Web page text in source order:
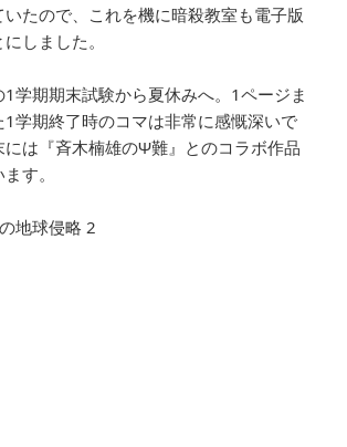
いたので、これを機に暗殺教室も電子版
しました。
学期期末試験から夏休みへ。1ページま
1学期終了時のコマは非常に感慨深いで
には『斉木楠雄のΨ難』とのコラボ作品
す。
地球侵略 2